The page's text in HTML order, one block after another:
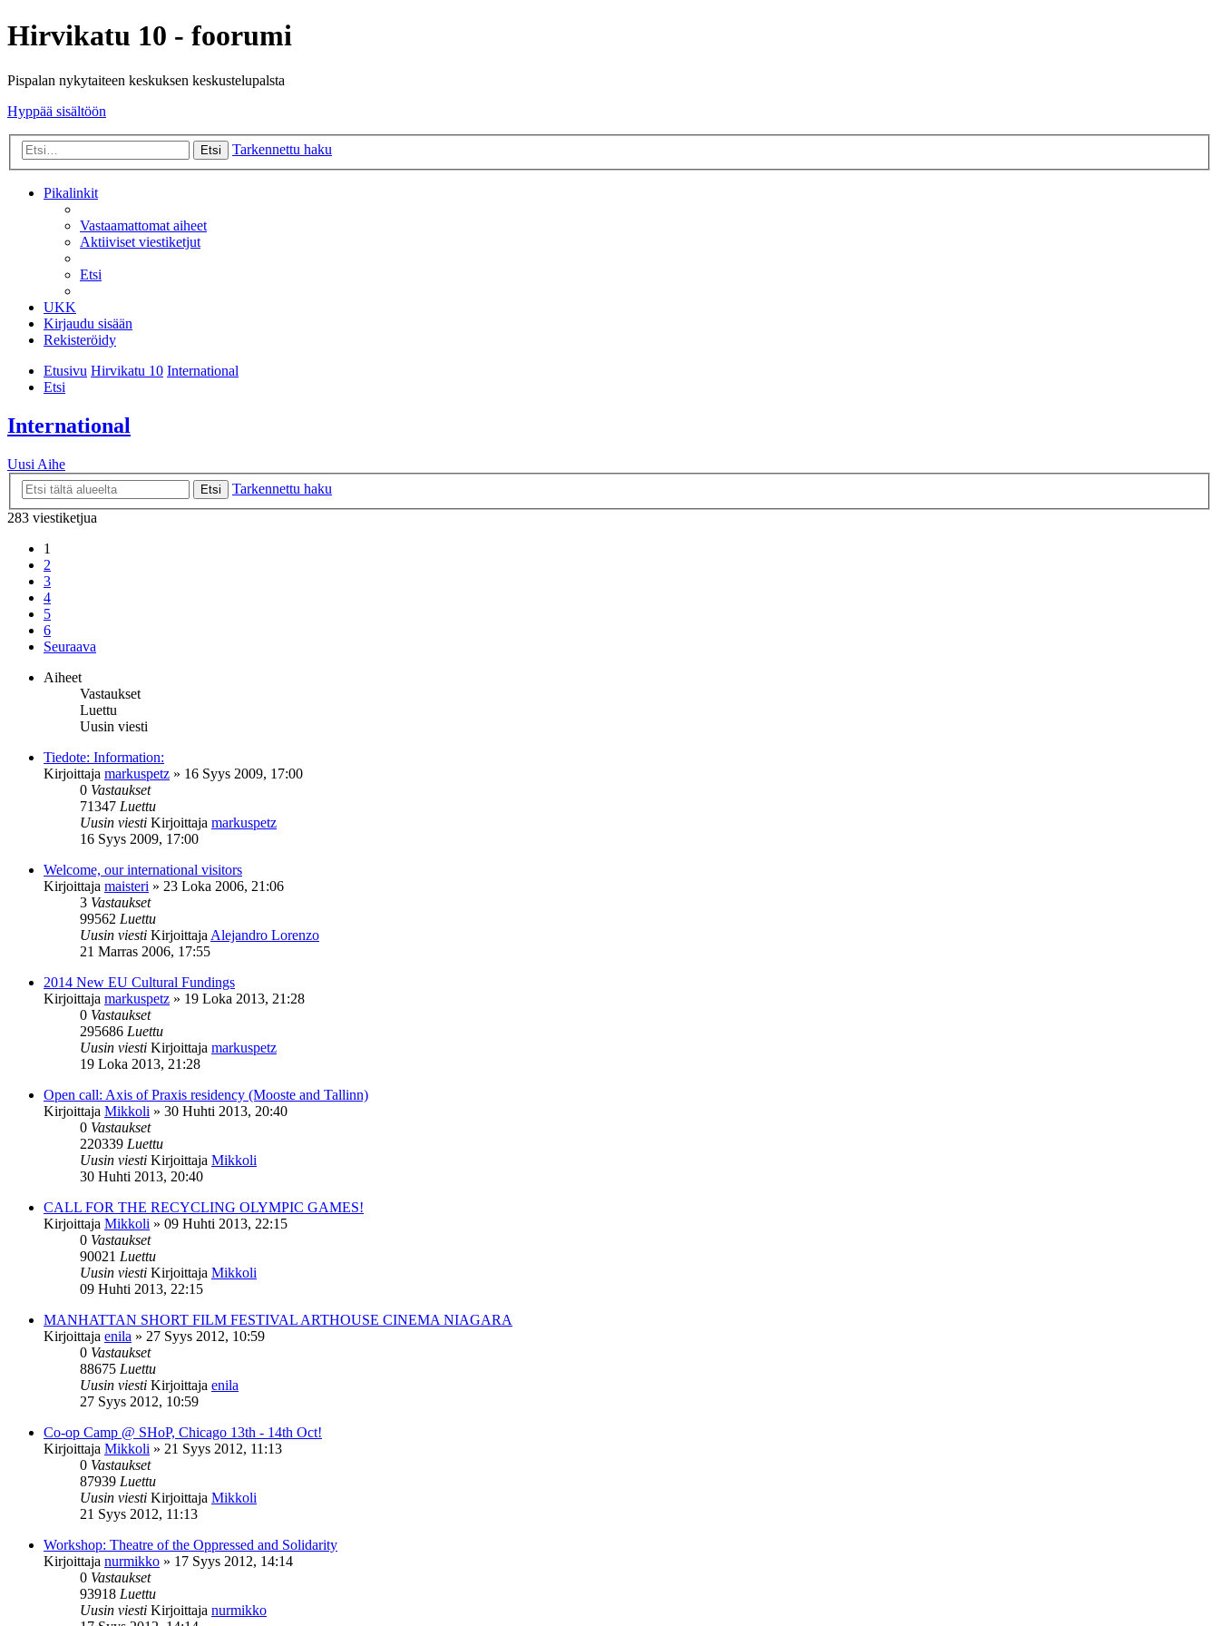
Hirvikatu 10 - foorumi
Pispalan nykytaiteen keskuksen keskustelupalsta
Hyppää sisältöön
Etsi Tarkennettu haku
Pikalinkit
Vastaamattomat aiheet
Aktiiviset viestiketjut
Etsi
UKK
Kirjaudu sisään
Rekisteröidy
Etusivu Hirvikatu 10 International
Etsi
International
Uusi Aihe
Etsi
Tarkennettu haku
283 viestiketjua
1
2
3
4
5
6
Seuraava
Aiheet
Vastaukset
Luettu
Uusin viesti
Tiedote: Information:
Kirjoittaja markuspetz » 16 Syys 2009, 17:00
0 Vastaukset
71347 Luettu
Uusin viesti Kirjoittaja markuspetz
16 Syys 2009, 17:00
Welcome, our international visitors
Kirjoittaja maisteri » 23 Loka 2006, 21:06
3 Vastaukset
99562 Luettu
Uusin viesti Kirjoittaja Alejandro Lorenzo
21 Marras 2006, 17:55
2014 New EU Cultural Fundings
Kirjoittaja markuspetz » 19 Loka 2013, 21:28
0 Vastaukset
295686 Luettu
Uusin viesti Kirjoittaja markuspetz
19 Loka 2013, 21:28
Open call: Axis of Praxis residency (Mooste and Tallinn)
Kirjoittaja Mikkoli » 30 Huhti 2013, 20:40
0 Vastaukset
220339 Luettu
Uusin viesti Kirjoittaja Mikkoli
30 Huhti 2013, 20:40
CALL FOR THE RECYCLING OLYMPIC GAMES!
Kirjoittaja Mikkoli » 09 Huhti 2013, 22:15
0 Vastaukset
90021 Luettu
Uusin viesti Kirjoittaja Mikkoli
09 Huhti 2013, 22:15
MANHATTAN SHORT FILM FESTIVAL ARTHOUSE CINEMA NIAGARA
Kirjoittaja enila » 27 Syys 2012, 10:59
0 Vastaukset
88675 Luettu
Uusin viesti Kirjoittaja enila
27 Syys 2012, 10:59
Co-op Camp @ SHoP, Chicago 13th - 14th Oct!
Kirjoittaja Mikkoli » 21 Syys 2012, 11:13
0 Vastaukset
87939 Luettu
Uusin viesti Kirjoittaja Mikkoli
21 Syys 2012, 11:13
Workshop: Theatre of the Oppressed and Solidarity
Kirjoittaja nurmikko » 17 Syys 2012, 14:14
0 Vastaukset
93918 Luettu
Uusin viesti Kirjoittaja nurmikko